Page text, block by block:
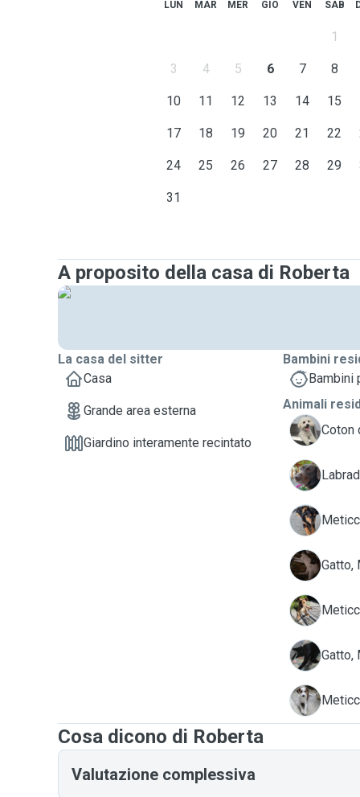
LUN MAR MER GIO VEN SAB
1
3 4 5 6 7 8
10 11 12 13 14 15
17 18 19 20 21 22
24 25 26 27 28 29
31
A proposito della casa di Roberta
La casa del sitter
Casa
Grande area esterna
Giardino interamente recintato
Bambini
Bambini
Animali
B
Coton
K
L
M Gatto,
M
M Gatto,
P
Cosa dicono di Roberta
Valutazione complessiva